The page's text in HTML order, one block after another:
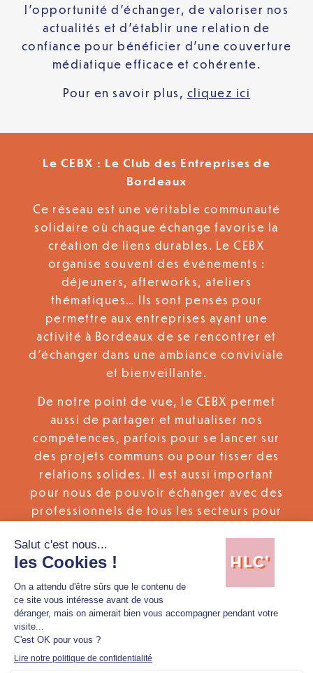
l’opportunité d’échanger, de valoriser nos
actualités et d’établir une relation de
confiance pour bénéficier d’une couverture
médiatique efficace et cohérente.
Pour en savoir plus, cliquez ici
Le CEBX : Le Club des Entreprises de
Bordeaux
Ce réseau est une véritable communauté
solidaire où chaque échange favorise la
création de liens durables. Le CEBX
organise souvent des événements :
déjeuners, afterworks, ateliers
thématiques… Ils sont pensés pour
permettre aux entreprises ayant une
activité à Bordeaux de se rencontrer et
d’échanger dans une ambiance conviviale
et bienveillante.
De notre point de vue, le CEBX permet
aussi de partager et mutualiser nos
compétences, parfois pour se lancer sur
des projets communs ou pour tisser des
relations solides. Il est aussi important
pour nous de pouvoir échanger avec des
professionnels de tous les secteurs pour
Pour en savoir plus,
cliquez ici
Pour retrouver nos derniers articles Vie